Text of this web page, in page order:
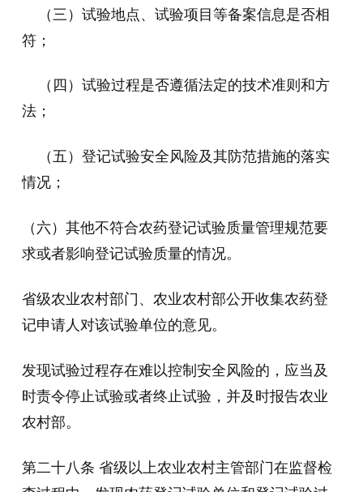
（三）试验地点、试验项目等备案信息是否相
符；
（四）试验过程是否遵循法定的技术准则和方
法；
（五）登记试验安全风险及其防范措施的落实
情况；
（六）其他不符合农药登记试验质量管理规范要
求或者影响登记试验质量的情况。
省级农业农村部门、农业农村部公开收集农药登
记申请人对该试验单位的意见。
发现试验过程存在难以控制安全风险的，应当及
时责令停止试验或者终止试验，并及时报告农业
农村部。
第二十八条 省级以上农业农村主管部门在监督检